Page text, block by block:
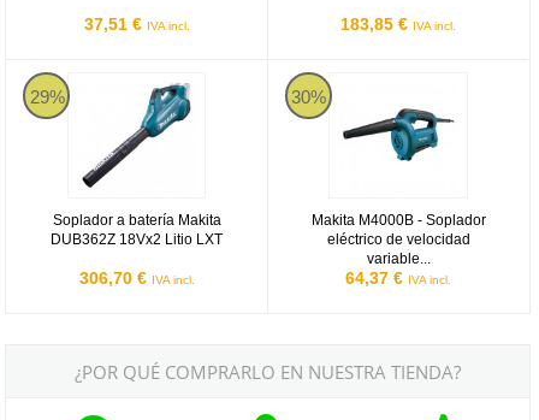
37,51 € IVA incl. 183,85 € IVA incl.
29%
Soplador a batería Makita
DUB362Z 18Vx2 Litio LXT
306,70 € IVA incl.
Soplador a batería Makita DUB362Z 18Vx2 Litio LXT
30%
Makita M4000B - Soplador
eléctrico de velocidad
variable...
64,37 € IVA incl.
Makita M4000B - Soplador
¿POR QUÉ COMPRARLO EN NUESTRA TIENDA?